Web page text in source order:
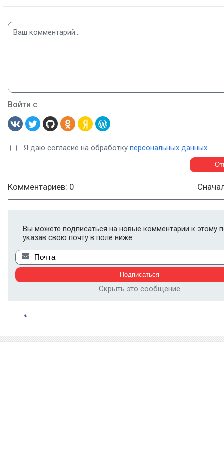
Войти с
Я даю согласие на обработку персональных данных
Комментариев: 0
Вы можете подписаться на новые комментарии к этому
указав свою почту в поле ниже:
Скрыть это сообщение